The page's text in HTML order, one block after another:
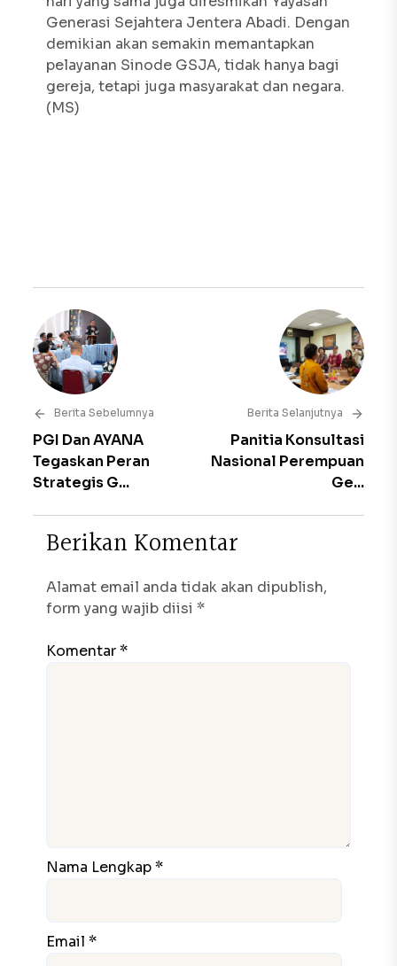
Generasi Sejahtera Jentera Abadi. Dengan
demikian akan semakin memantapkan
pelayanan Sinode GSJA, tidak hanya bagi
gereja, tetapi juga masyarakat dan negara.
(MS)
Berita Sebelumnya
PGI Dan AYANA
Tegaskan Peran
Strategis G...
Berita Selanjutnya
Panitia Konsultasi
Nasional Perempuan
Ge...
Berikan Komentar
Alamat email anda tidak akan dipublish,
form yang wajib diisi *
Komentar *
Nama Lengkap *
Email *